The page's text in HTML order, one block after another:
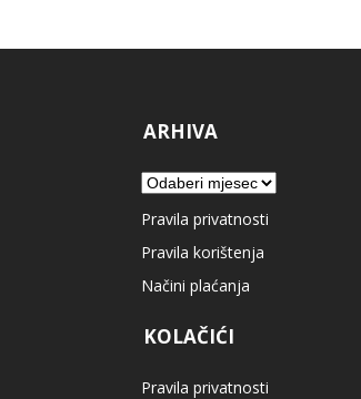
ARHIVA
Arhiva
Pravila privatnosti
Pravila korištenja
Načini plaćanja
KOLAČIĆI
Pravila privatnosti